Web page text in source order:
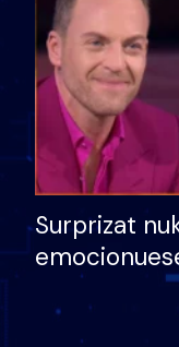
Surprizat
nëna dhe
nuk i mban